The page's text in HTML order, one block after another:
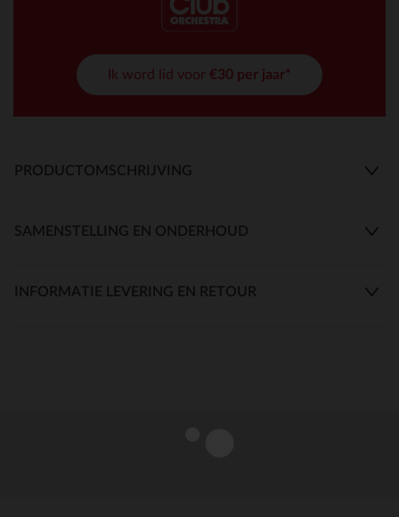
Ik word lid voor €30 per jaar*
PRODUCTOMSCHRIJVING
SAMENSTELLING EN ONDERHOUD
INFORMATIE LEVERING EN RETOUR